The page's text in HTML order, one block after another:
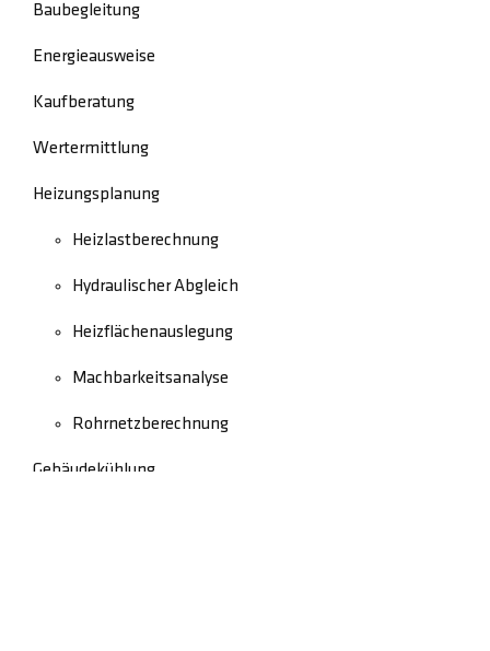
Baubegleitung
Energieausweise
Kaufberatung
Wertermittlung
Heizungsplanung
Heizlastberechnung
Hydraulischer Abgleich
Heizflächenauslegung
Machbarkeitsanalyse
Rohrnetzberechnung
Gebäudekühlung